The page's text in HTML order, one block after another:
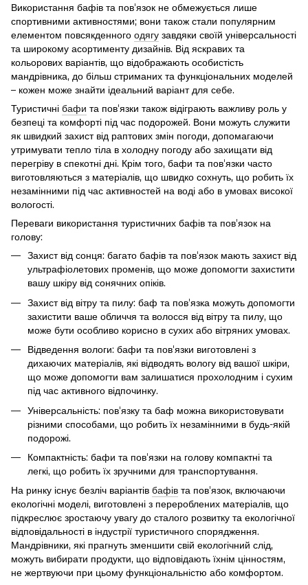
Використання бафів та пов'язок не обмежується лише
спортивними активностями; вони також стали популярним
елементом повсякденного одягу завдяки своїй універсальності
та широкому асортименту дизайнів. Від яскравих та
кольорових варіантів, що відображають особистість
мандрівника, до більш стриманих та функціональних моделей
– кожен може знайти ідеальний варіант для себе.
Туристичні бафи та пов'язки також відіграють важливу роль у
безпеці та комфорті під час подорожей. Вони можуть служити
як швидкий захист від раптових змін погоди, допомагаючи
утримувати тепло тіла в холодну погоду або захищати від
перегріву в спекотні дні. Крім того, бафи та пов'язки часто
виготовляються з матеріалів, що швидко сохнуть, що робить їх
незамінними під час активностей на воді або в умовах високої
вологості.
Переваги використання туристичних бафів та пов'язок на
голову:
Захист від сонця: багато бафів та пов'язок мають захист від
ультрафіолетових променів, що може допомогти захистити
вашу шкіру від сонячних опіків.
Захист від вітру та пилу: баф та пов'язка можуть допомогти
захистити ваше обличчя та волосся від вітру та пилу, що
може бути особливо корисно в сухих або вітряних умовах.
Відведення вологи: бафи та пов'язки виготовлені з
дихаючих матеріалів, які відводять вологу від вашої шкіри,
що може допомогти вам залишатися прохолодним і сухим
під час активного відпочинку.
Універсальність: пов'язку та баф можна використовувати
різними способами, що робить їх незамінними в будь-якій
подорожі.
Компактність: бафи та пов'язки на голову компактні та
легкі, що робить їх зручними для транспортування.
На ринку існує безліч варіантів бафів та пов'язок, включаючи
екологічні моделі, виготовлені з перероблених матеріалів, що
підкреслює зростаючу увагу до сталого розвитку та екологічної
відповідальності в індустрії туристичного спорядження.
Мандрівники, які прагнуть зменшити свій екологічний слід,
можуть вибирати продукти, що відповідають їхнім цінностям,
не жертвуючи при цьому функціональністю або комфортом.